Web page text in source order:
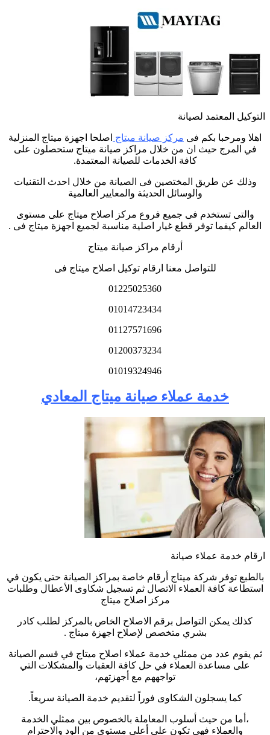
التوكيل المعتمد لصيانة
اهلا ومرحبا بكم فى مركز صيانة ميتاج اصلحا اجهزة ميتاج المنزلية
في المرج حيث ان من خلال مراكز صيانة ميتاج ستحصلون على
كافة الخدمات للصيانة المعتمدة.
وذلك عن طريق المختصين فى الصيانة من خلال احدث التقنيات
والوسائل الحديثة والمعايير العالمية
والتى تستخدم فى جميع فروع مركز اصلاح ميتاج على مستوى
العالم كيفما توفر قطع غيار اصلية مناسبة لجميع اجهزة ميتاج فى .
أرقام مراكز صيانة ميتاج
للتواصل معنا ارقام توكيل اصلاح ميتاج فى
01225025360
01014723434
01127571696
01200373234
01019324946
خدمة عملاء صيانة ميتاج المعادي
ارقام خدمة عملاء صيانة
بالطبع توفر شركة ميتاج أرقام خاصة بمراكز الصيانة حتى يكون في
استطاعة كافة العملاء الاتصال ثم تسجيل شكاوى الأعطال وطلبات
مركز اصلاح ميتاج
كذلك يمكن التواصل برقم الاصلاح الخاص بالمركز لطلب كادر
بشري متخصص لإصلاح اجهزة ميتاج .
ثم يقوم عدد من ممثلي خدمة عملاء اصلاح ميتاج في قسم الصيانة
على مساعدة العملاء في حل كافة العقبات والمشكلات التي
تواجههم مع أجهزتهم،
كما يسجلون الشكاوى فوراً لتقديم خدمة الصيانة سريعاً.
،أما من حيث أسلوب المعاملة بالخصوص بين ممثلي الخدمة
والعملاء فهي تكون على أعلى مستوى من الود والاحترام